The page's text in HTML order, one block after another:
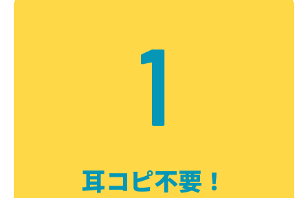
1
耳コピ不要！